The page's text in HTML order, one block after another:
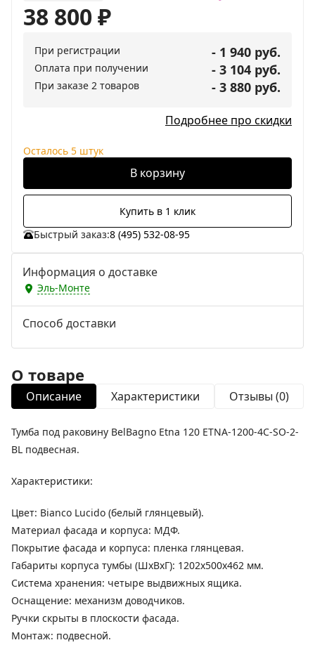
38 800₽
При регистрации - 1 940 руб.
Оплата при получении - 3 104 руб.
При заказе 2 товаров - 3 880 руб.
Подробнее про скидки
Осталось 5 штук
В корзину
Купить в 1 клик
Быстрый заказ:8 (495) 532-08-95
Информация о доставке
Эль-Монте
Способ доставки
О товаре
Описание Характеристики Отзывы (0)
Тумба под раковину BelBagno Etna 120 ETNA-1200-4C-SO-2-
BL подвесная.
Характеристики:
Цвет: Bianco Lucido (белый глянцевый).
Материал фасада и корпуса: МДФ.
Покрытие фасада и корпуса: пленка глянцевая.
Габариты корпуса тумбы (ШхВхГ): 1202х500х462 мм.
Система хранения: четыре выдвижных ящика.
Оснащение: механизм доводчиков.
Ручки скрыты в плоскости фасада.
Монтаж: подвесной.